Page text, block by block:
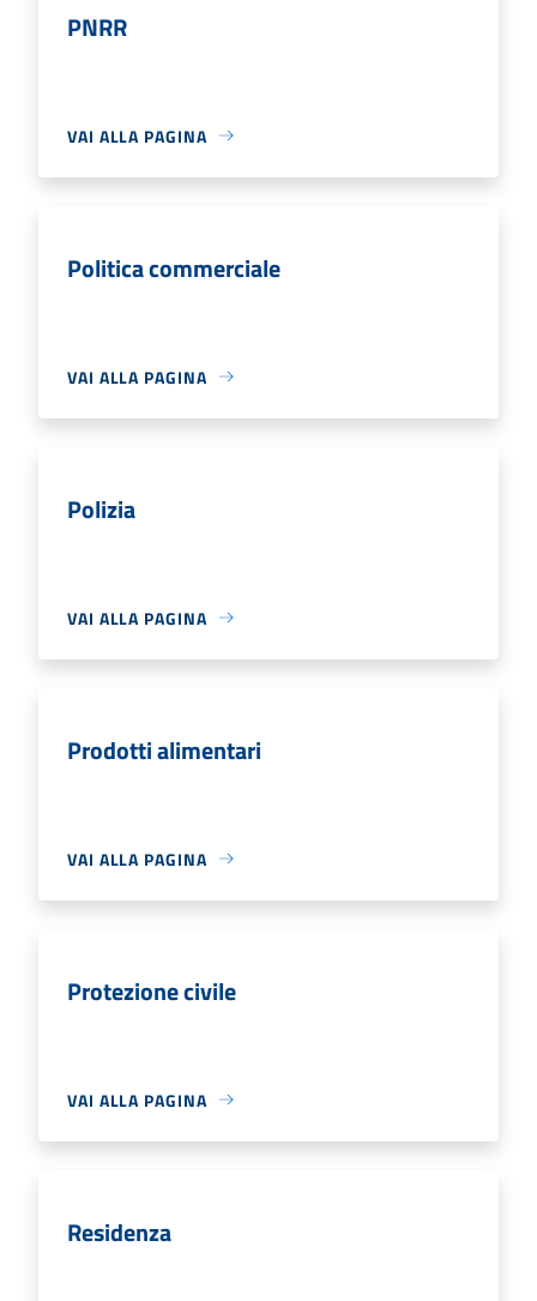
PNRR
VAI ALLA PAGINA
Politica commerciale
VAI ALLA PAGINA
Polizia
VAI ALLA PAGINA
Prodotti alimentari
VAI ALLA PAGINA
Protezione civile
VAI ALLA PAGINA
Residenza